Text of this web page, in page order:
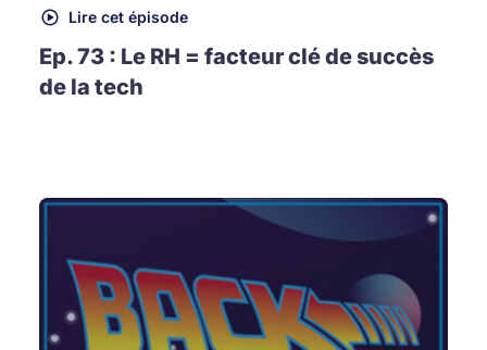
Lire cet épisode
Ep. 73 : Le RH = facteur clé de succès
de la tech